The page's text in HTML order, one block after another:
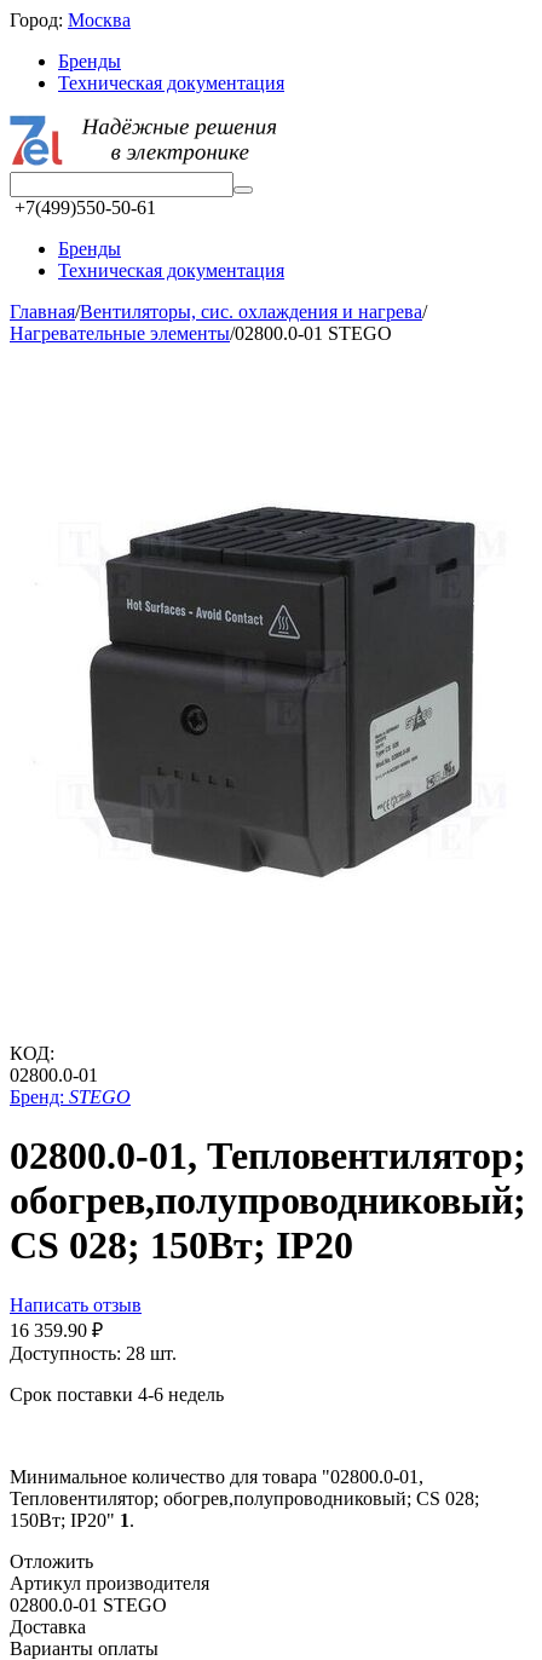
Город: Москва
Бренды
Техническая документация
+7(499)550-50-61
Бренды
Техническая документация
Главная/Вентиляторы, сис. охлаждения и нагрева/
Нагревательные элементы/02800.0-01 STEGO
КОД:
02800.0-01
Бренд: STEGO
02800.0-01, Тепловентилятор;
обогрев,полупроводниковый;
CS 028; 150Вт; IP20
Написать отзыв
16 359.90 ₽
Доступность: 28 шт.
Срок поставки 4-6 недель
Минимальное количество для товара "02800.0-01,
Тепловентилятор; обогрев,полупроводниковый; CS 028;
150Вт; IP20" 1.
Отложить
Артикул производителя
02800.0-01 STEGO
Доставка
Варианты оплаты